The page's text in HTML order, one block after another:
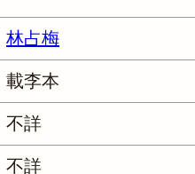
林占梅
載李本
不詳
不詳